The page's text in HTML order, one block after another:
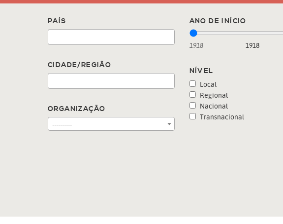
PAÍS
CIDADE/REGIÃO
ORGANIZAÇÃO
----------
ANO DE INÍCIO
1918 1918
NÍVEL
Local
Regional
Nacional
Transnacional